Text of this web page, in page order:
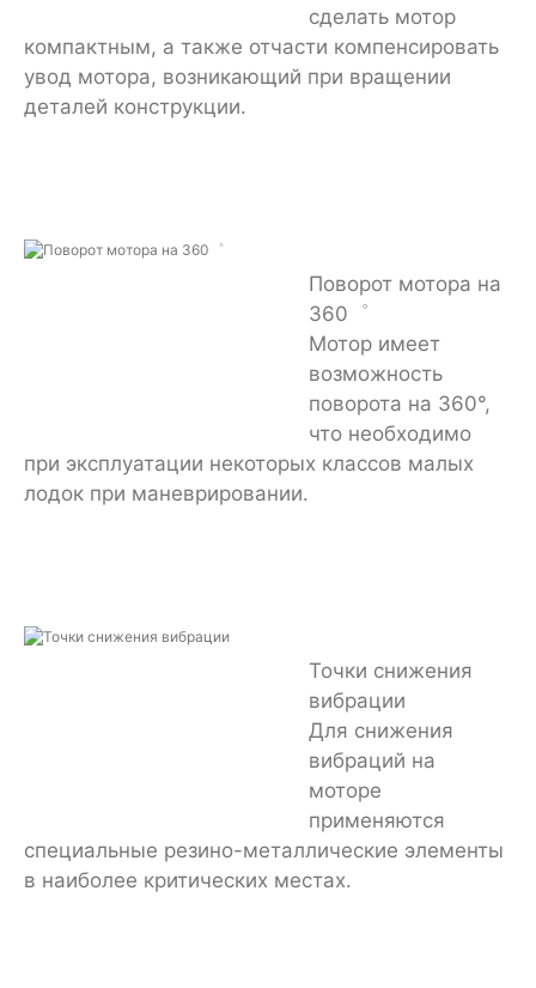
сделать мотор
компактным, а также отчасти компенсировать
увод мотора, возникающий при вращении
деталей конструкции.
Поворот мотора на
360゜
Мотор имеет
возможность
поворота на 360°,
что необходимо
при эксплуатации некоторых классов малых
лодок при маневрировании.
Точки снижения
вибрации
Для снижения
вибраций на
моторе
применяются
специальные резино-металлические элементы
в наиболее критических местах.